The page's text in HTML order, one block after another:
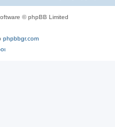
© phpBB Limited
phpbbgr.com